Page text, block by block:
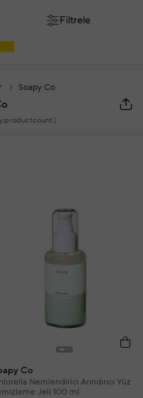
Soapy Co
)
Filtrele
Co
Nemlendirici Arındırıcı Yüz
Jeli 100 ml